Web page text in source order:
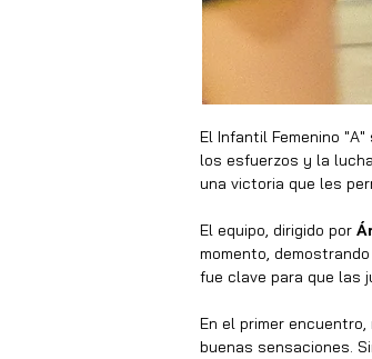
El Infantil Femenino
los esfuerzos y la
una victoria que les
El equipo, dirigido por
momento,
fue clave para que las
En el primer
buenas sensaciones.